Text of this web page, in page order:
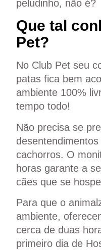
peludinho, não é?
Que tal
Pet?
No Club Pet seu
patas fica bem
ambiente 100%
tempo todo!
Não precisa se
cachorros. O
horas garante a
cães que se
Para que o
ambiente,
cerca de duas
primeiro dia de